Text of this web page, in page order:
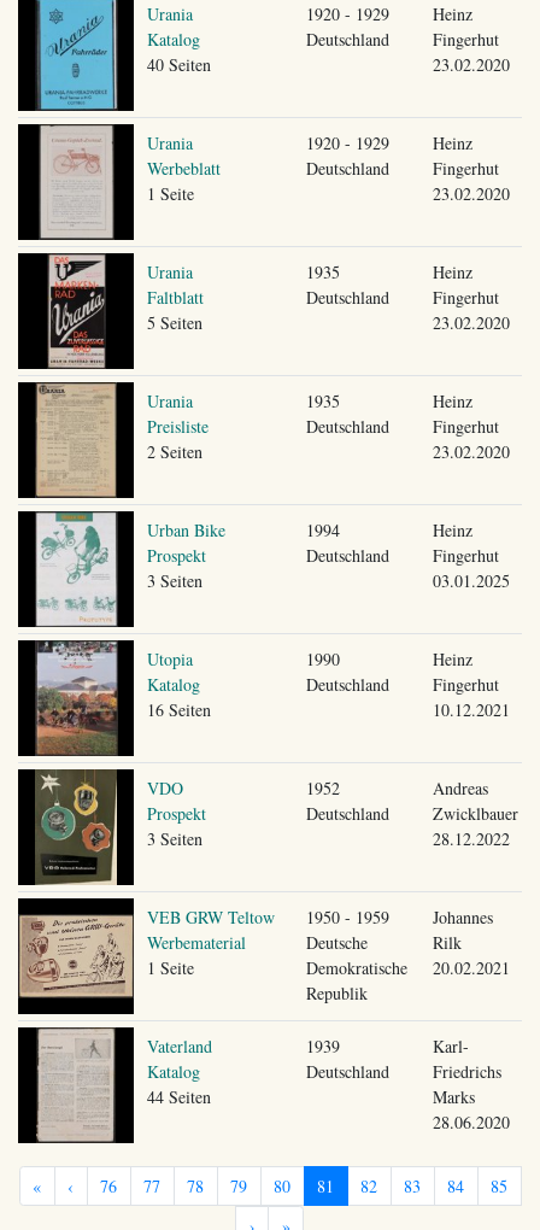
Urania
Katalog
40 Seiten
1920 - 1929
Deutschland
Heinz
Fingerhut
23.02.2020
Urania
Werbeblatt
1 Seite
1920 - 1929
Deutschland
Heinz
Fingerhut
23.02.2020
Urania
Faltblatt
5 Seiten
1935
Deutschland
Heinz
Fingerhut
23.02.2020
Urania
Preisliste
2 Seiten
1935
Deutschland
Heinz
Fingerhut
23.02.2020
Urban Bike
Prospekt
3 Seiten
1994
Deutschland
Heinz
Fingerhut
03.01.2025
Utopia
Katalog
16 Seiten
1990
Deutschland
Heinz
Fingerhut
10.12.2021
VDO
Prospekt
3 Seiten
1952
Deutschland
Andreas
Zwicklbauer
28.12.2022
VEB GRW Teltow
Werbematerial
1 Seite
1950 - 1959
Deutsche
Demokratische
Republik
Johannes
Rilk
20.02.2021
Vaterland
Katalog
44 Seiten
1939
Deutschland
Karl-
Friedrichs
Marks
28.06.2020
« ‹ 76 77 78 79 80 81 82 83 84
85
›
»